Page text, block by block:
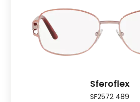
Sferoflex
SF2572 489